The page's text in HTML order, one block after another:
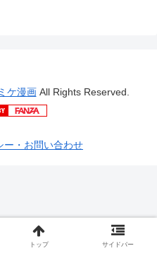
ケ漫画All Rights Reserved.
ー・お問い合わせ
トップ サイドバー